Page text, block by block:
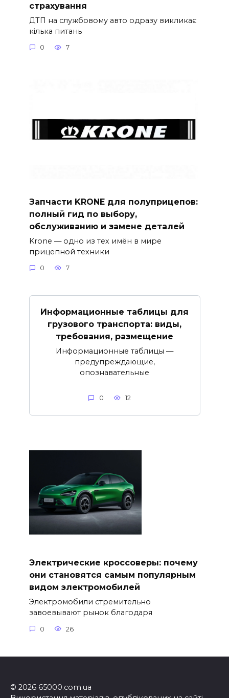
страхування
ДТП на службовому авто одразу викликає
кілька питань
0 7
Запчасти KRONE для полуприцепов:
полный гид по выбору,
обслуживанию и замене деталей
Krone — одно из тех имён в мире
прицепной техники
0 7
Информационные таблицы для
грузового транспорта: виды,
требования, размещение
Информационные таблицы —
предупреждающие,
опознавательные
0 12
Электрические кроссоверы: почему
они становятся самым популярным
видом электромобилей
Электромобили стремительно
завоевывают рынок благодаря
0 26
© 2026 65000.com.ua